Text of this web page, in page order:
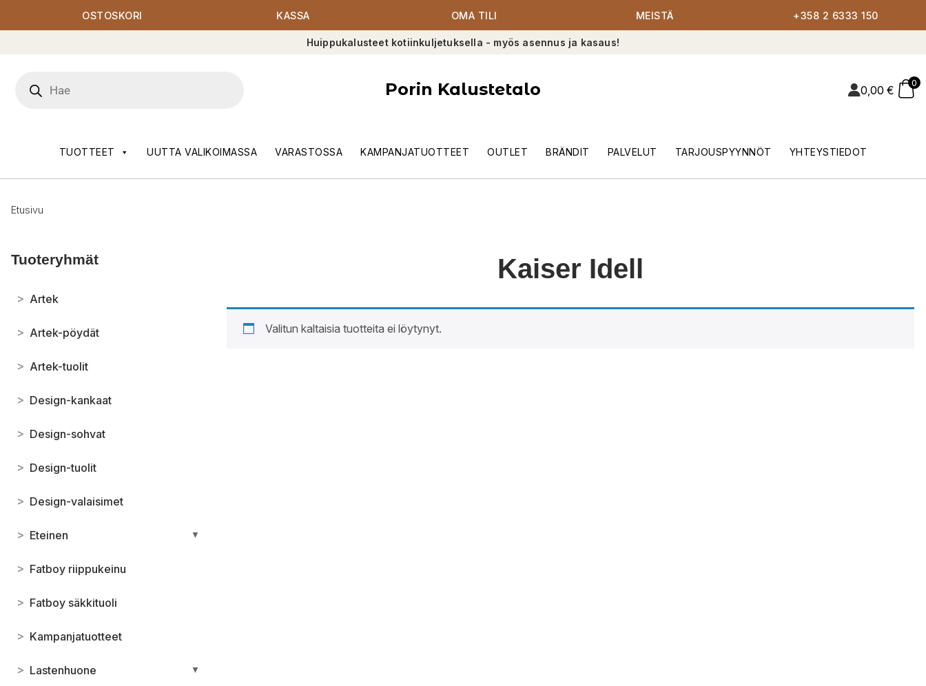
OSTOSKORI KASSA OMA TILI MEISTÄ +358 2 6333 150
Huippukalusteet kotiinkuljetuksella - myös asennus ja kasaus!
search
Porin Kalustetalo 0,00 €
0
TUOTTEET UUTTA VALIKOIMASSA VARASTOSSA KAMPANJATUOTTEET OUTLET BRÄNDIT PALVELUT TARJOUSPYYNNÖT YHTEYSTIEDOT
Etusivu
Tuoteryhmät
> Artek
> Artek-pöydät
> Artek-tuolit
> Design-kankaat
> Design-sohvat
> Design-tuolit
> Design-valaisimet
> Eteinen ▼
> Fatboy riippukeinu
> Fatboy säkkituoli
> Kampanjatuotteet
> Lastenhuone ▼
Kaiser Idell
Valitun kaltaisia tuotteita ei löytynyt.